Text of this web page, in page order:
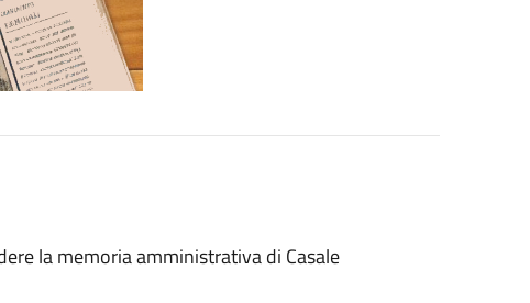
la memoria amministrativa di Casale